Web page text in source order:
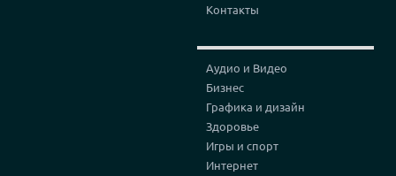
Контакты
Аудио и Видео
Бизнес
Графика и дизайн
Здоровье
Игры и спорт
Интернет